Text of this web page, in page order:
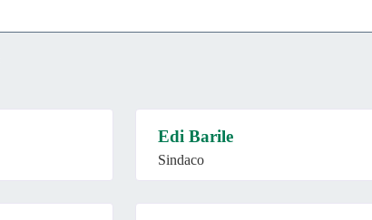
Edi Barile
Sindaco